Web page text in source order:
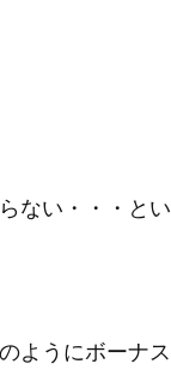
ない・・・とい
ようにボーナス